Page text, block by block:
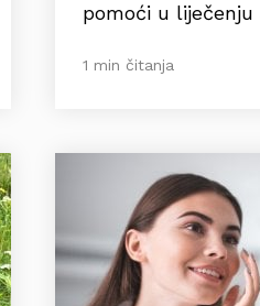
pomoći u liječenju
1 min čitanja